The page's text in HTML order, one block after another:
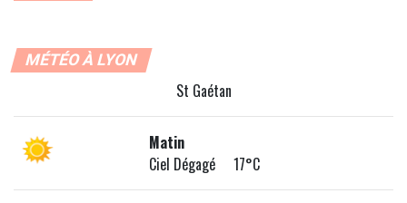
MÉTÉO À LYON
St Gaétan
Matin
Ciel Dégagé 17°C